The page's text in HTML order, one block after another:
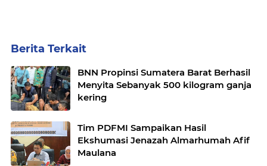
Berita Terkait
BNN Propinsi Sumatera Barat Berhasil
Menyita Sebanyak 500 kilogram ganja
kering
Tim PDFMI Sampaikan Hasil
Ekshumasi Jenazah Almarhumah Afif
Maulana